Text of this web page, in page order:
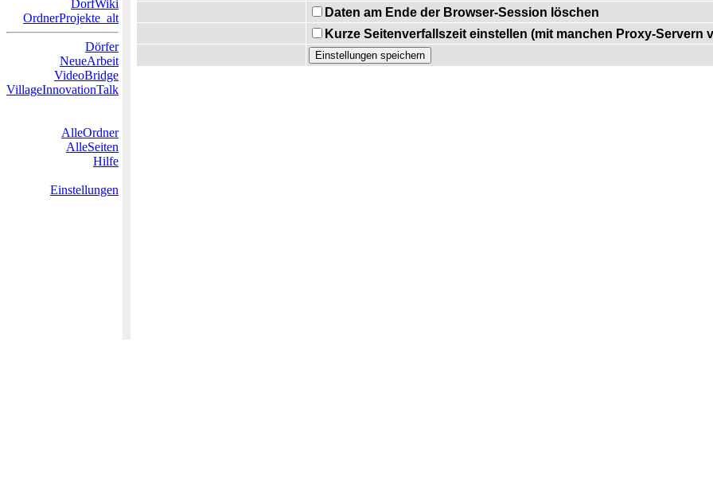
DorfWiki
OrdnerProjekte_alt
Dörfer
NeueArbeit
VideoBridge
VillageInnovationTalk
AlleOrdner
AlleSeiten
Hilfe
Einstellungen
Daten am Ende der Browser-Session löschen
Kurze Seitenverfallszeit einstellen (mit manchen Proxy-Servern